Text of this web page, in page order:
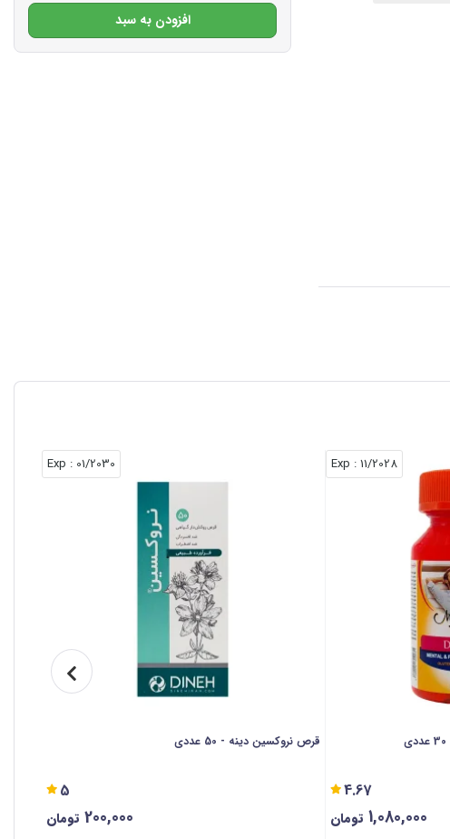
افزودن به سبد
11/2028
: Exp
4.67
1,080,000 تومان
01/2030
: Exp
قرص نروکسین دینه - 50 عددی
5
200,000 تومان